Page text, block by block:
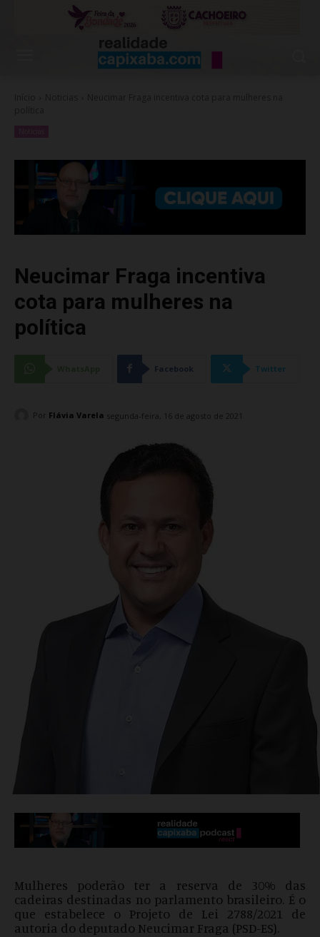
Neucimar Fraga incentiva
cota para mulheres na
política
Facebook Twitter
Por Flávia Varela segunda-feira, 16 de agosto de 2021
Mulheres poderão ter a reserva de 30% das
cadeiras destinadas no parlamento brasileiro. É o
que estabelece o Projeto de Lei 2788/2021 de
autoria do deputado Neucimar Fraga (PSD-ES).